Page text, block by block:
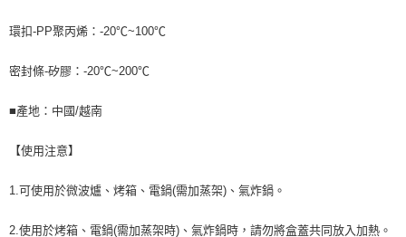
環扣-PP聚丙烯：-20℃~100℃
密封條-矽膠：-20℃~200℃
■產地：中國/越南
【使用注意】
1.可使用於微波爐、烤箱、電鍋(需加蒸架)、氣炸鍋。
2.使用於烤箱、電鍋(需加蒸架時)、氣炸鍋時，請勿將盒蓋共同放入加熱。